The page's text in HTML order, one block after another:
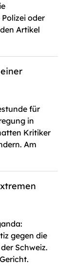
oder
Artikel
für
in
Kritiker
Am
gegen die
Schweiz.